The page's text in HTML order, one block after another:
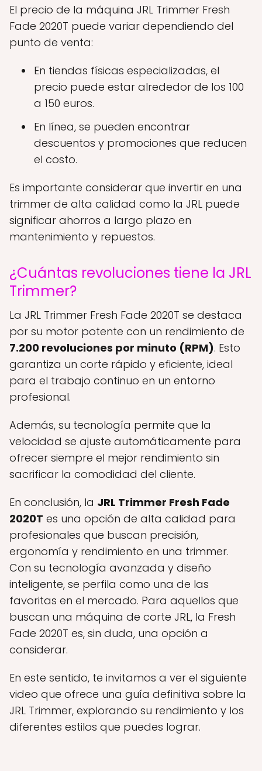
El precio de la máquina JRL Trimmer Fresh
Fade 2020T puede variar dependiendo del
punto de venta:
En tiendas físicas especializadas, el
precio puede estar alrededor de los 100
a 150 euros.
En línea, se pueden encontrar
descuentos y promociones que reducen
el costo.
Es importante considerar que invertir en una
trimmer de alta calidad como la JRL puede
significar ahorros a largo plazo en
mantenimiento y repuestos.
¿Cuántas revoluciones tiene la JRL
Trimmer?
La JRL Trimmer Fresh Fade 2020T se destaca
por su motor potente con un rendimiento de
7.200 revoluciones por minuto (RPM). Esto
garantiza un corte rápido y eficiente, ideal
para el trabajo continuo en un entorno
profesional.
Además, su tecnología permite que la
velocidad se ajuste automáticamente para
ofrecer siempre el mejor rendimiento sin
sacrificar la comodidad del cliente.
En conclusión, la JRL Trimmer Fresh Fade
2020T es una opción de alta calidad para
profesionales que buscan precisión,
ergonomía y rendimiento en una trimmer.
Con su tecnología avanzada y diseño
inteligente, se perfila como una de las
favoritas en el mercado. Para aquellos que
buscan una máquina de corte JRL, la Fresh
Fade 2020T es, sin duda, una opción a
considerar.
En este sentido, te invitamos a ver el siguiente
video que ofrece una guía definitiva sobre la
JRL Trimmer, explorando su rendimiento y los
diferentes estilos que puedes lograr.